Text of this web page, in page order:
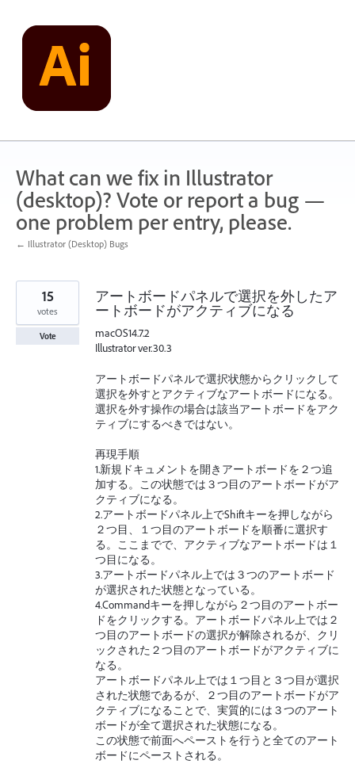
content
What can we fix in Illustrator
(desktop)? Vote or report a bug —
one problem per entry, please.
← Illustrator (Desktop) Bugs
アートボードパネルで選択を外したア
ートボードがアクティブになる
macOS14.7.2
Illustrator ver.30.3
アートボードパネルで選択状態からクリックして
選択を外すとアクティブなアートボードになる。
選択を外す操作の場合は該当アートボードをアク
ティブにするべきではない。
再現手順
1.新規ドキュメントを開きアートボードを２つ追
加する。この状態では３つ目のアートボードがア
クティブになる。
2.アートボードパネル上でShiftキーを押しながら
２つ目、１つ目のアートボードを順番に選択す
る。ここまでで、アクティブなアートボードは１
つ目になる。
3.アートボードパネル上では３つのアートボード
が選択された状態となっている。
4.Commandキーを押しながら２つ目のアートボー
ドをクリックする。アートボードパネル上では２
つ目のアートボードの選択が解除されるが、クリ
ックされた２つ目のアートボードがアクティブに
なる。
アートボードパネル上では１つ目と３つ目が選択
された状態であるが、２つ目のアートボードがア
クティブになることで、実質的には３つのアート
ボードが全て選択された状態になる。
この状態で前面へペーストを行うと全てのアート
ボードにペーストされる。
15
votes
Vote